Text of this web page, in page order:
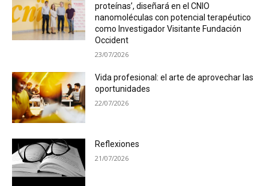
proteínas’, diseñará en el CNIO
nanomoléculas con potencial terapéutico
como Investigador Visitante Fundación
Occident
23/07/2026
Vida profesional: el arte de aprovechar las
oportunidades
22/07/2026
Reflexiones
21/07/2026